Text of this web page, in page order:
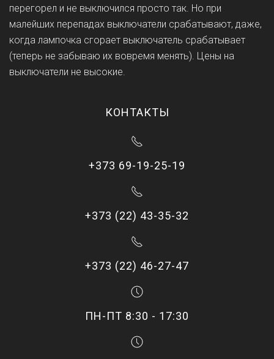
перегорел и не выключился просто так. Но при
малейших перепадах выключатели срабатывают, даже,
когда лампочка сгорает выключатель срабатывает
(теперь не забываю их вовремя менять). Цены на
выключатели не высокие.
КОНТАКТЫ
+373 69-19-25-19
+373 (22) 43-35-32
+373 (22) 46-27-47
ПН-ПТ 8:30 - 17:30